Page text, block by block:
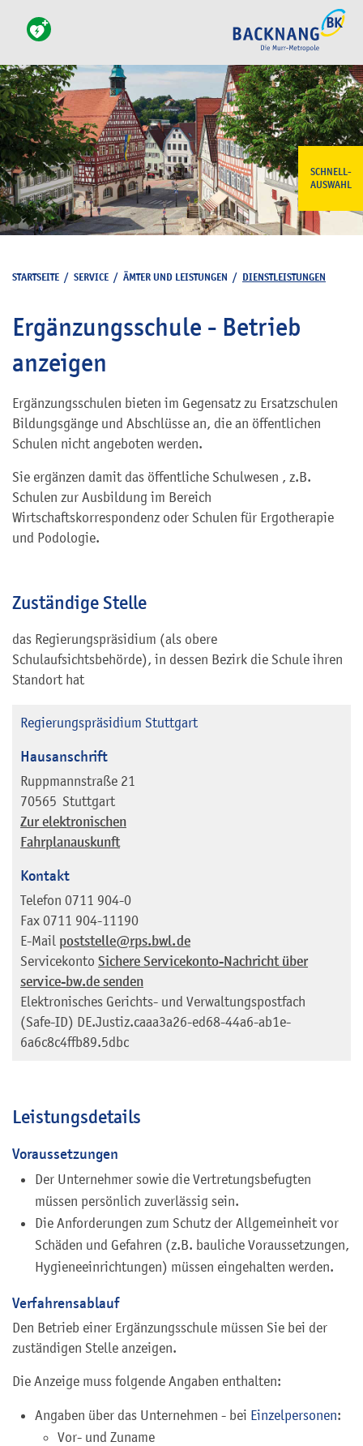
SCHNELL-
AUSWAHL
STARTSEITE / SERVICE / ÄMTER UND LEISTUNGEN / DIENSTLEISTUNGEN
Ergänzungsschule - Betrieb
anzeigen
Ergänzungsschulen bieten im Gegensatz zu Ersatzschulen
Bildungsgänge und Abschlüsse an, die an öffentlichen
Schulen nicht angeboten werden.
Sie ergänzen damit das öffentliche Schulwesen , z.B.
Schulen zur Ausbildung im Bereich
Wirtschaftskorrespondenz oder Schulen für Ergotherapie
und Podologie.
Zuständige Stelle
das Regierungspräsidium (als obere
Schulaufsichtsbehörde), in dessen Bezirk die Schule ihren
Standort hat
Regierungspräsidium Stuttgart
Hausanschrift
Ruppmannstraße 21
70565 Stuttgart
Zur elektronischen
Fahrplanauskunft
Kontakt
Telefon 0711 904-0
Fax 0711 904-11190
E-Mail poststelle@rps.bwl.de
Servicekonto Sichere Servicekonto-Nachricht über
service-bw.de senden
Elektronisches Gerichts- und Verwaltungspostfach
(Safe-ID) DE.Justiz.caaa3a26-ed68-44a6-ab1e-
6a6c8c4ffb89.5dbc
Leistungsdetails
Voraussetzungen
Der Unternehmer sowie die Vertretungsbefugten
müssen persönlich zuverlässig sein.
Die Anforderungen zum Schutz der Allgemeinheit vor
Schäden und Gefahren (z.B. bauliche Voraussetzungen,
Hygieneeinrichtungen) müssen eingehalten werden.
Verfahrensablauf
Den Betrieb einer Ergänzungsschule müssen Sie bei der
zuständigen Stelle anzeigen.
Die Anzeige muss folgende Angaben enthalten:
Angaben über das Unternehmen - bei Einzelpersonen:
Vor- und Zuname